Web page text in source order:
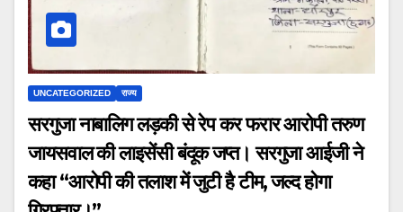
UNCATEGORIZED राज्य
सरगुजा नाबालिग लड़की से रेप कर फरार आरोपी तरुण
जायसवाल की लाइसेंसी बंदूक जप्त। सरगुजा आईजी ने
कहा “आरोपी की तलाश में जुटी है टीम, जल्द होगा